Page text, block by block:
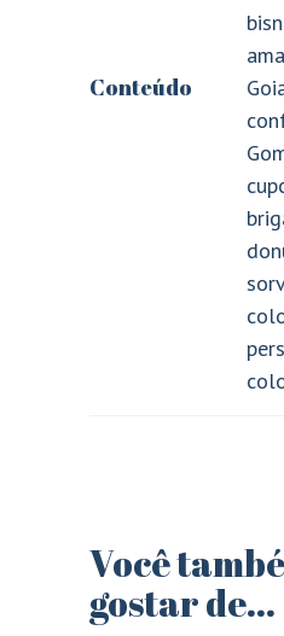
Conteúdo
Você
gostar de…